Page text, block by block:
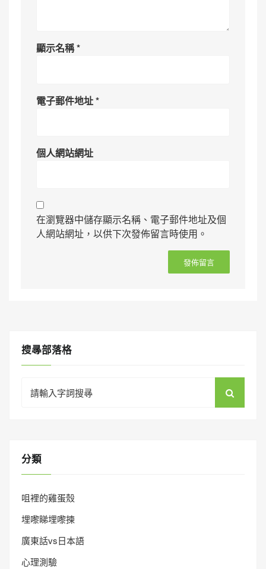
顯示名稱*
電子郵件地址*
個人網站網址
在瀏覽器中儲存顯示名稱、電子郵件地址及個
人網站網址，以供下次發佈留言時使用。
搜㝷部落格
for:
分類
咀裡的雞蛋殼
埋嚟睇埋嚟揀
廣東話vs日本語
心理測驗